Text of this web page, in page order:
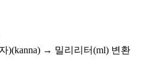
)(kanna) → 밀리리터(ml) 변환